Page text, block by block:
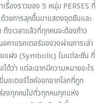
รื่องราวของ 5 หนุ่ม PERSES ที่
วยการลุกขึ้นมาแสดงจุดยืนและ
งเวลาแล้วที่ทุกคนจะต้องก้าว
คาแรคเตอร์ของวงผ่านการเล่า
ยแฝง (Symbolic) ในแต่ละซีน ที่
ได้ว่า แต่ละฉากมีความหมายอะไร
มอเตอร์ไซค์ออกจากโลกที่ถูก
งทุกคนไปทั่วทุกหนทุกแห่ง